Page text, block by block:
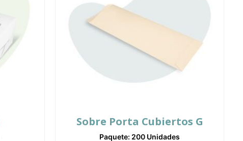
Sobre Porta Cubiertos G
Paquete: 200 Unidades